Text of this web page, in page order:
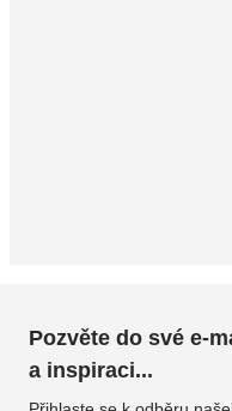
Pozvěte do své e-
a inspiraci...